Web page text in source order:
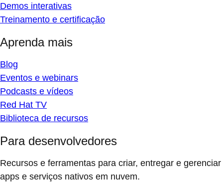
Demos interativas
Treinamento e certificação
Aprenda mais
Blog
Eventos e webinars
Podcasts e vídeos
Red Hat TV
Biblioteca de recursos
Para desenvolvedores
Recursos e ferramentas para criar, entregar e gerenciar
apps e serviços nativos em nuvem.